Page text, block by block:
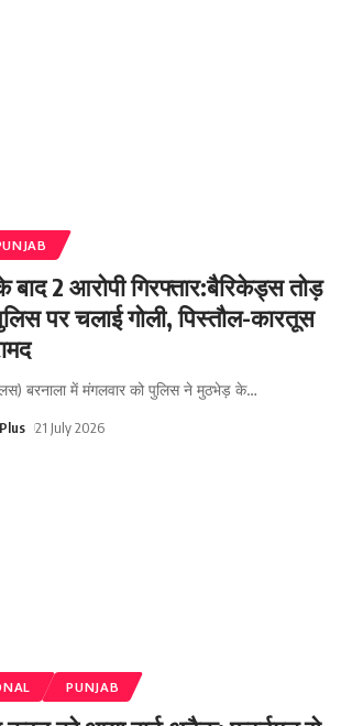
2 आरोपी गिरफ्तार:बैरिकेड्स तोड़
पर चलाई गोली, पिस्तौल-कारतूस
बरनाला में मंगलवार को पुलिस ने मुठभेड़ के…
21 July 2026
PUNJAB